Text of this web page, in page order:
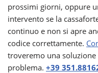
prossimi giorni, oppure
intervento se la
continuo e non si apre
codice correttamente.
troveremo una
problema. +39